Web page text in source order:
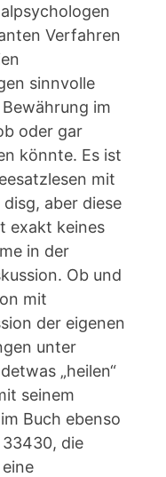
Verfahren
sinnvolle
im
oder gar
könnte. Es ist
mit
aber diese
exakt keines
in der
Ob und
mit
der eigenen
unter
„heilen“
seinem
Buch ebenso
die